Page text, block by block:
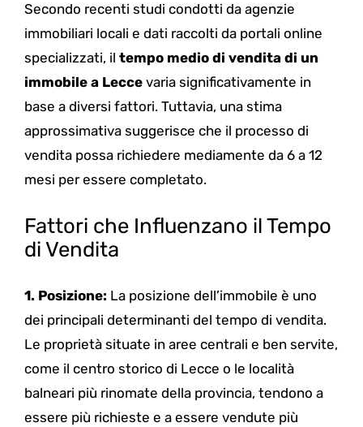
Secondo recenti studi condotti da agenzie
immobiliari locali e dati raccolti da portali online
specializzati, il tempo medio di vendita di un
immobile a Lecce varia significativamente in
base a diversi fattori. Tuttavia, una stima
approssimativa suggerisce che il processo di
vendita possa richiedere mediamente da 6 a 12
mesi per essere completato.
Fattori che Influenzano il Tempo
di Vendita
1. Posizione: La posizione dell’immobile è uno
dei principali determinanti del tempo di vendita.
Le proprietà situate in aree centrali e ben servite,
come il centro storico di Lecce o le località
balneari più rinomate della provincia, tendono a
essere più richieste e a essere vendute più